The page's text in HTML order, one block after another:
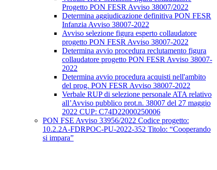
Progetto PON FESR Avviso 38007/2022
Determina aggiudicazione definitiva PON FESR
Infanzia Avviso 38007-2022
Avviso selezione figura esperto collaudatore
progetto PON FESR Avviso 38007-2022
Determina avvio procedura reclutamento figura
collaudatore progetto PON FESR Avviso 38007-
2022
Determina avvio procedura acquisti nell'ambito
del prog. PON FESR Avviso 38007-2022
Verbale RUP di selezione personale ATA relativo
all’Avviso pubblico prot.n. 38007 del 27 maggio
2022 CUP: C74D22000250006
PON FSE Avviso 33956/2022 Codice progetto:
10.2.2A-FDRPOC-PU-2022-352 Titolo: “Cooperando
si impara”